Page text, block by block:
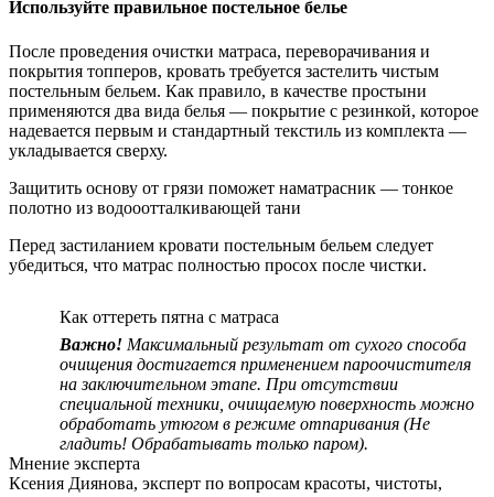
Используйте правильное постельное белье
После проведения очистки матраса, переворачивания и
покрытия топперов, кровать требуется застелить чистым
постельным бельем. Как правило, в качестве простыни
применяются два вида белья — покрытие с резинкой, которое
надевается первым и стандартный текстиль из комплекта —
укладывается сверху.
Защитить основу от грязи поможет наматрасник — тонкое
полотно из водооотталкивающей тани
Перед застиланием кровати постельным бельем следует
убедиться, что матрас полностью просох после чистки.
Как оттереть пятна с матраса
Важно! Максимальный результат от сухого способа
очищения достигается применением пароочистителя
на заключительном этапе. При отсутствии
специальной техники, очищаемую поверхность можно
обработать утюгом в режиме отпаривания (Не
гладить! Обрабатывать только паром).
Мнение эксперта
Ксения Диянова, эксперт по вопросам красоты, чистоты,